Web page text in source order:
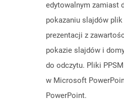
edytowalnym zamiast
pokazaniu slajdów
prezentacji z
pokazie slajdów i
do odczytu. Pliki
w Microsoft
PowerPoint.